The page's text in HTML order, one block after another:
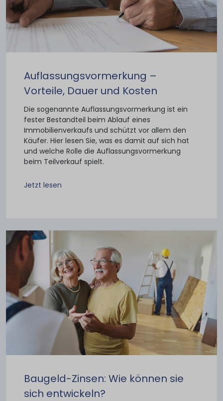
Auflassungsvormerkung –
Vorteile, Dauer und Kosten
Die sogenannte Auflassungsvormerkung ist ein
fester Bestandteil beim Ablauf eines
Immobilienverkaufs und schützt vor allem den
Käufer. Hier lesen Sie, was es damit auf sich hat
und welche Rolle die Auflassungsvormerkung
beim Teilverkauf spielt.
Jetzt lesen
Baugeld-Zinsen: Wie können sie
sich entwickeln?